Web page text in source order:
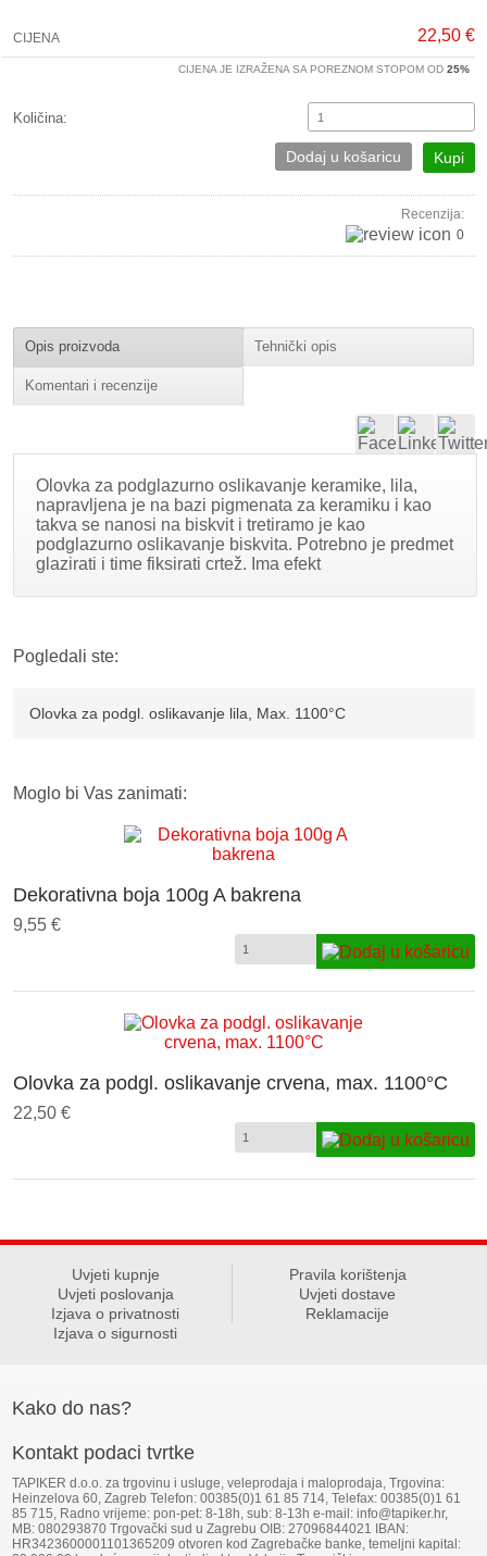
CIJENA 22,50 €
CIJENA JE IZRAŽENA SA POREZNOM STOPOM OD 25%
Količina:
Kupi
Dodaj u košaricu
Recenzija:
0
Opis proizvoda Tehnički opis
Komentari i recenzije
Olovka za podglazurno oslikavanje keramike, lila,
napravljena je na bazi pigmenata za keramiku i kao
takva se nanosi na biskvit i tretiramo je kao
podglazurno oslikavanje biskvita. Potrebno je predmet
glazirati i time fiksirati crtež. Ima efekt
Pogledali ste:
Olovka za podgl. oslikavanje lila, Max. 1100°C
Moglo bi Vas zanimati:
Dekorativna boja 100g A bakrena
9,55 €
Olovka za podgl. oslikavanje crvena, max. 1100°C
22,50 €
Uvjeti kupnje
Pravila korištenja
Uvjeti poslovanja
Uvjeti dostave
Izjava o privatnosti
Reklamacije
Izjava o sigurnosti
Kako do nas?
Kontakt podaci tvrtke
TAPIKER d.o.o. za trgovinu i usluge, veleprodaja i maloprodaja, Trgovina:
Heinzelova 60, Zagreb Telefon: 00385(0)1 61 85 714, Telefax: 00385(0)1 61
85 715, Radno vrijeme: pon-pet: 8-18h, sub: 8-13h e-mail: info@tapiker.hr,
MB: 080293870 Trgovački sud u Zagrebu OIB: 27096844021 IBAN:
HR3423600001101365209 otvoren kod Zagrebačke banke, temeljni kapital: